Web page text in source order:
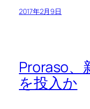
2017年2月9日
Proraso、
を投入か